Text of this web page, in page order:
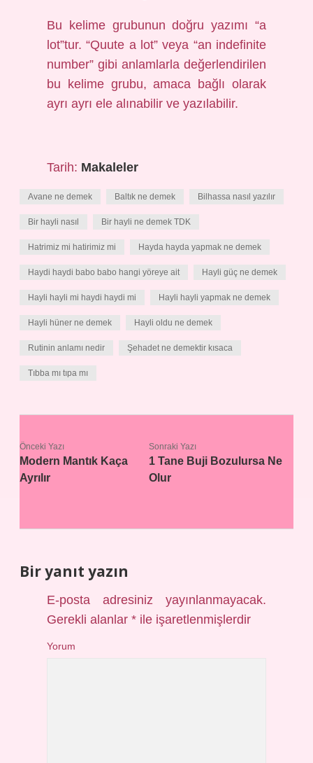
Bu kelime grubunun doğru yazımı “a
lot”tur. “Quute a lot” veya “an indefinite
number” gibi anlamlarla değerlendirilen
bu kelime grubu, amaca bağlı olarak
ayrı ayrı ele alınabilir ve yazılabilir.
Tarih: Makaleler
Avane ne demek Baltık ne demek Bilhassa nasıl yazılır
Bir hayli nasıl Bir hayli ne demek TDK
Hatrimiz mi hatirimiz mi Hayda hayda yapmak ne demek
Haydi haydi babo babo hangi yöreye ait Hayli güç ne demek
Hayli hayli mi haydi haydi mi Hayli hayli yapmak ne demek
Hayli hüner ne demek Hayli oldu ne demek
Rutinin anlamı nedir Şehadet ne demektir kısaca
Tıbba mı tıpa mı
Önceki Yazı
Modern Mantık Kaça
Ayrılır
Sonraki Yazı
1 Tane Buji Bozulursa Ne
Olur
Bir yanıt yazın
E-posta adresiniz yayınlanmayacak.
Gerekli alanlar* ile işaretlenmişlerdir
Yorum